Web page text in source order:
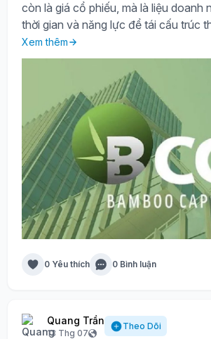
còn là giá cổ phiếu, mà là liệu doanh
thời gian và năng lực để tái cấu trúc
Xem thêm
0 Yêu thích 0 Bình luận
Quang Trần
13 Thg 07
Theo Dõi